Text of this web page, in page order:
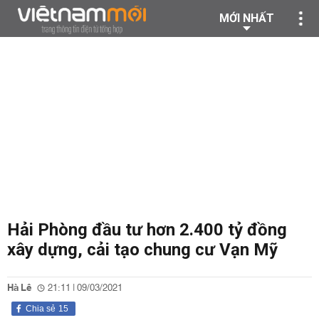
MỚI NHẤT
Hải Phòng đầu tư hơn 2.400 tỷ đồng
xây dựng, cải tạo chung cư Vạn Mỹ
Hà Lê 21:11 | 09/03/2021
15
Chia sẻ